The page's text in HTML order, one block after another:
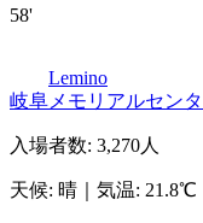
58'
Lemino
岐阜メモリアルセン
入場者数: 3,270人
天候: 晴 気温: 21.8℃